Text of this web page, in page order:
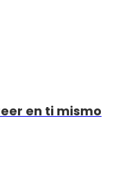
en ti mismo